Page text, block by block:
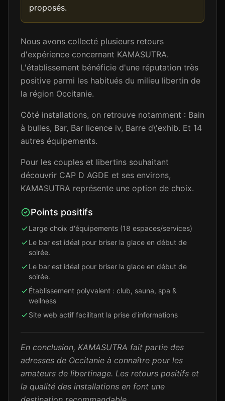
proposés.
Nous avons collecté plusieurs retours
d'expérience concernant KAMASUTRA.
L'établissement bénéficie d'une réputation très
positive parmi les habitués du milieu libertin de
la région Occitanie.
Côté installations, on retrouve notamment : Bain
à bulles, Bar, Bar licence iv, Barre d\'exhib. Et 14
autres équipements.
Pour les couples et libertins souhaitant
découvrir CAP D AGDE et ses environs,
KAMASUTRA représente une option de choix.
Points positifs
Large choix d'équipements (18 espaces/services)
Le bar est idéal pour briser la glace en début de
soirée.
Le bar est idéal pour briser la glace en début de
soirée.
Établissement polyvalent : club, sauna, spa &
wellness
Site web actif facilitant la prise d'informations
En conclusion, KAMASUTRA fait partie des
adresses de Occitanie à connaître pour les
amateurs de libertinage. Les retours positifs et
la qualité des installations en font une